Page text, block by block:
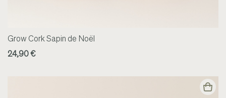
Grow Cork Sapin de Noël
24,90 €